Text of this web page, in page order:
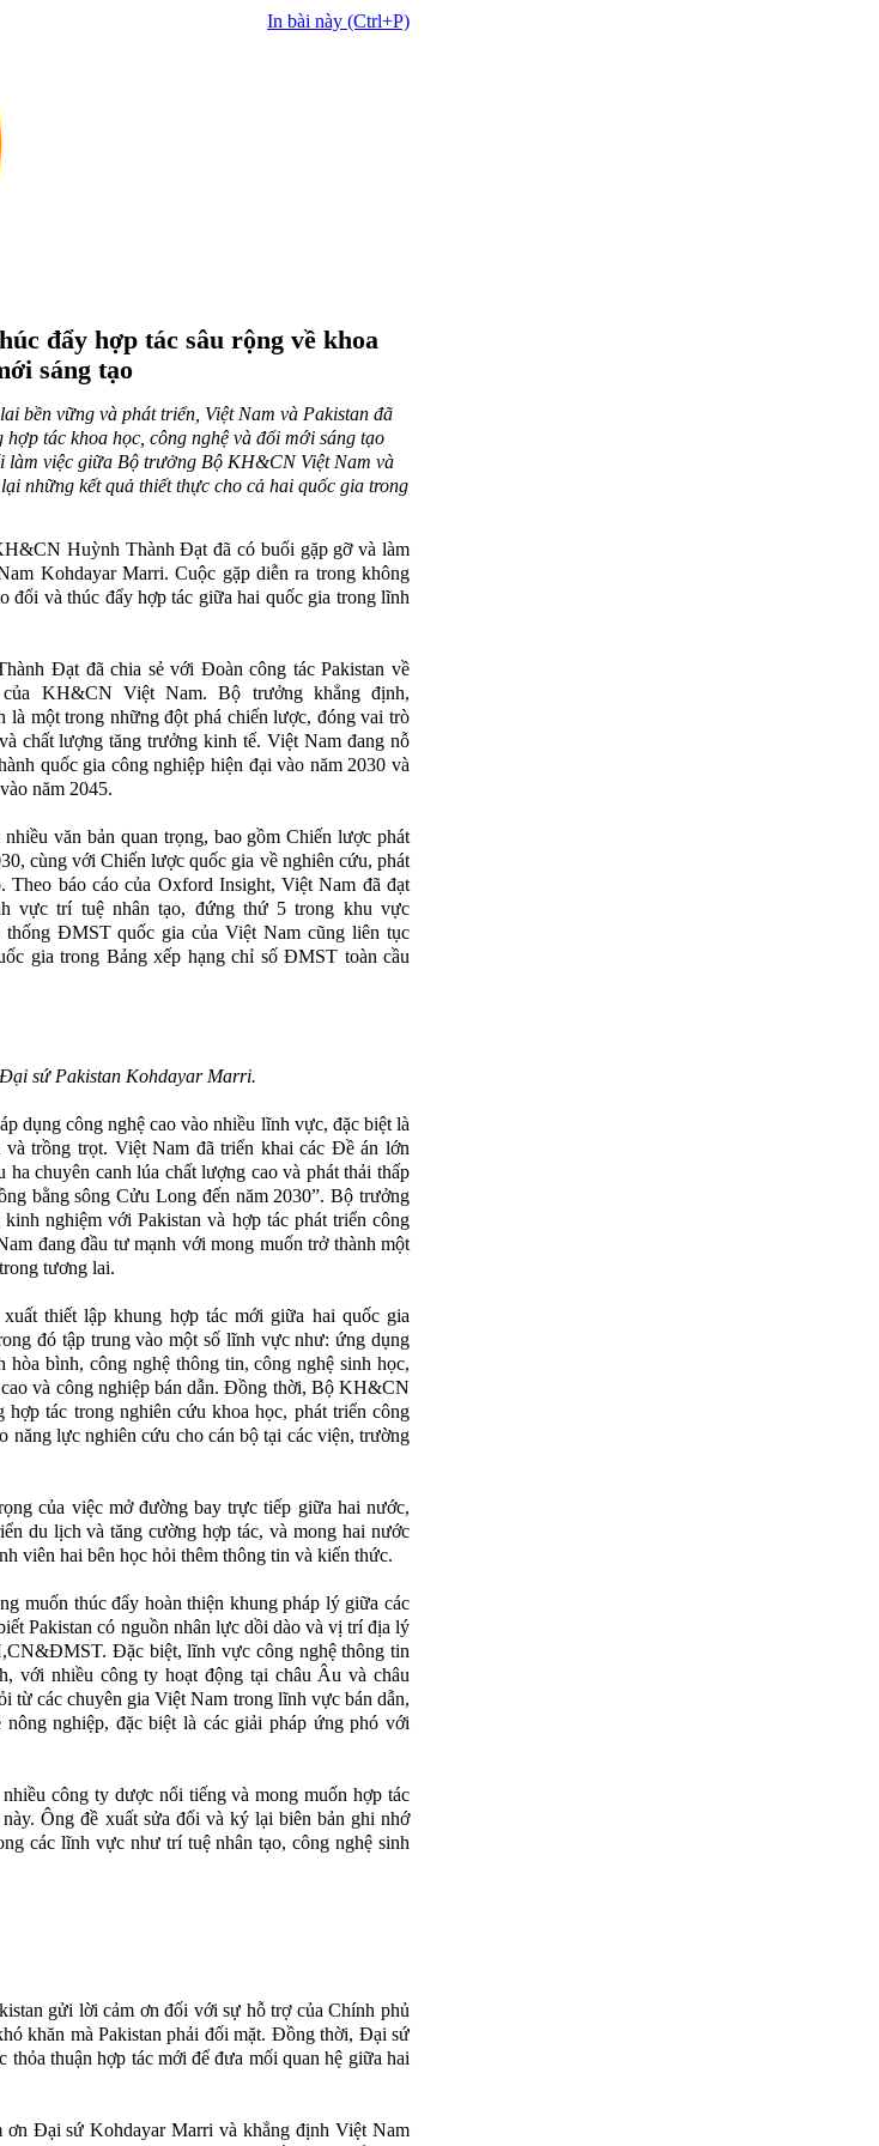
In bài này (Ctrl+P)
đẩy hợp tác sâu rộng về khoa
sáng tạo
bền vững và phát triển, Việt Nam và Pakistan đã
tác khoa học, công nghệ và đổi mới sáng tạo
việc giữa Bộ trưởng Bộ KH&CN Việt Nam và
những kết quả thiết thực cho cả hai quốc gia trong
Huỳnh Thành Đạt đã có buổi gặp gỡ và làm
Kohdayar Marri. Cuộc gặp diễn ra trong không
đổi và thúc đẩy hợp tác giữa hai quốc gia trong lĩnh
Đạt đã chia sẻ với Đoàn công tác Pakistan về
KH&CN Việt Nam. Bộ trưởng khẳng định,
một trong những đột phá chiến lược, đóng vai trò
chất lượng tăng trưởng kinh tế. Việt Nam đang nỗ
quốc gia công nghiệp hiện đại vào năm 2030 và
năm 2045.
văn bản quan trọng, bao gồm Chiến lược phát
cùng với Chiến lược quốc gia về nghiên cứu, phát
Theo báo cáo của Oxford Insight, Việt Nam đã đạt
vực trí tuệ nhân tạo, đứng thứ 5 trong khu vực
ĐMST quốc gia của Việt Nam cũng liên tục
gia trong Bảng xếp hạng chỉ số ĐMST toàn cầu
sứ Pakistan Kohdayar Marri.
dụng công nghệ cao vào nhiều lĩnh vực, đặc biệt là
và trồng trọt. Việt Nam đã triển khai các Đề án lớn
chuyên canh lúa chất lượng cao và phát thải thấp
bằng sông Cửu Long đến năm 2030”. Bộ trưởng
nghiệm với Pakistan và hợp tác phát triển công
đang đầu tư mạnh với mong muốn trở thành một
tương lai.
thiết lập khung hợp tác mới giữa hai quốc gia
đó tập trung vào một số lĩnh vực như: ứng dụng
bình, công nghệ thông tin, công nghệ sinh học,
và công nghiệp bán dẫn. Đồng thời, Bộ KH&CN
tác trong nghiên cứu khoa học, phát triển công
năng lực nghiên cứu cho cán bộ tại các viện, trường
của việc mở đường bay trực tiếp giữa hai nước,
du lịch và tăng cường hợp tác, và mong hai nước
viên hai bên học hỏi thêm thông tin và kiến thức.
muốn thúc đẩy hoàn thiện khung pháp lý giữa các
Pakistan có nguồn nhân lực dồi dào và vị trí địa lý
Đặc biệt, lĩnh vực công nghệ thông tin
với nhiều công ty hoạt động tại châu Âu và châu
từ các chuyên gia Việt Nam trong lĩnh vực bán dẫn,
nghiệp, đặc biệt là các giải pháp ứng phó với
công ty dược nổi tiếng và mong muốn hợp tác
Ông đề xuất sửa đổi và ký lại biên bản ghi nhớ
các lĩnh vực như trí tuệ nhân tạo, công nghệ sinh
gửi lời cảm ơn đối với sự hỗ trợ của Chính phủ
khăn mà Pakistan phải đối mặt. Đồng thời, Đại sứ
thỏa thuận hợp tác mới để đưa mối quan hệ giữa hai
Đại sứ Kohdayar Marri và khẳng định Việt Nam